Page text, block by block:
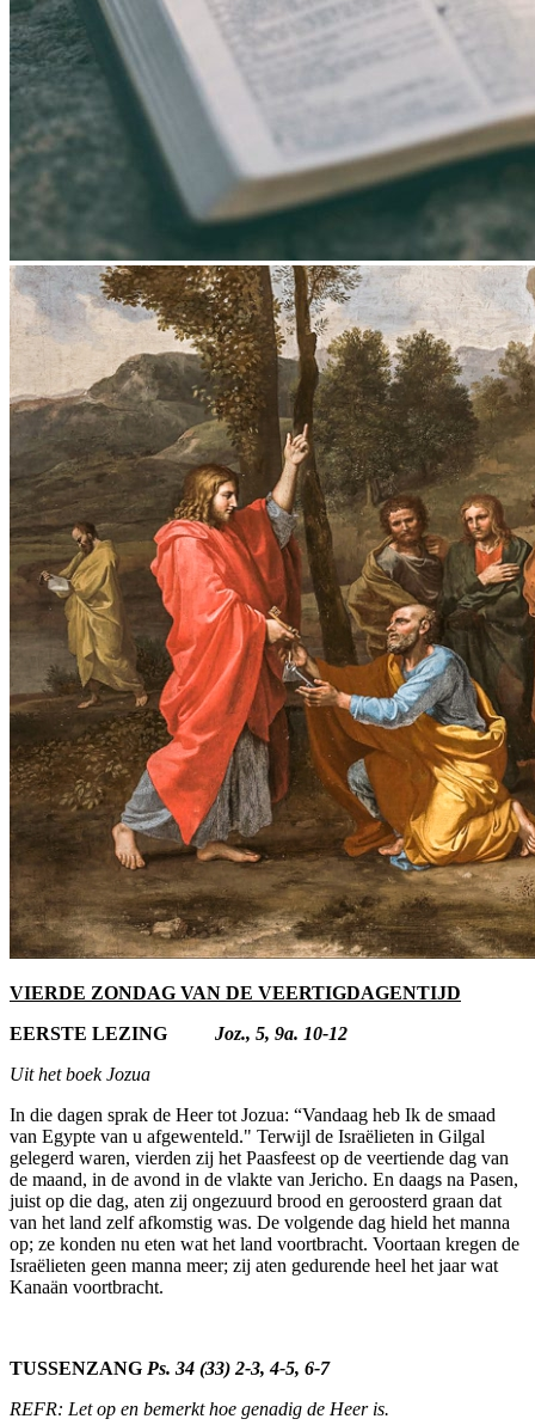
VIERDE ZONDAG VAN DE VEERTIGDAGENTIJD
EERSTE LEZING Joz., 5, 9a. 10-12
Uit het boek Jozua
In die dagen sprak de Heer tot Jozua: “Vandaag heb Ik de smaad
van Egypte van u afgewenteld." Terwijl de Israëlieten in Gilgal
gelegerd waren, vierden zij het Paasfeest op de veertiende dag van
de maand, in de avond in de vlakte van Jericho. En daags na Pasen,
juist op die dag, aten zij ongezuurd brood en geroosterd graan dat
van het land zelf afkomstig was. De volgende dag hield het manna
op; ze konden nu eten wat het land voort­bracht. Voortaan kregen de
Israëlieten geen manna meer; zij aten gedurende heel het jaar wat
Kanaän voortbracht.
TUSSENZANG Ps. 34 (33) 2-3, 4-5, 6-7
REFR: Let op en bemerkt hoe genadig de Heer is.